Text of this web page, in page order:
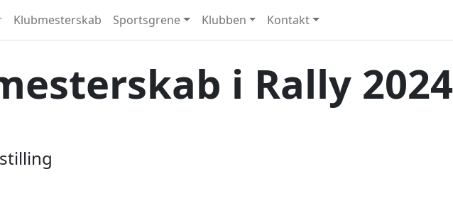
Klubmesterskab Sportsgrene Klubben Kontakt
i Rally 2024